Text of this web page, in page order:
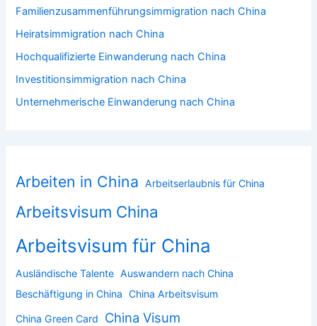
Familienzusammenführungsimmigration nach China
Heiratsimmigration nach China
Hochqualifizierte Einwanderung nach China
Investitionsimmigration nach China
Unternehmerische Einwanderung nach China
Arbeiten in China Arbeitserlaubnis für China
Arbeitsvisum China
Arbeitsvisum für China
Ausländische Talente Auswandern nach China
Beschäftigung in China
China Arbeitsvisum
China Green Card China Visum